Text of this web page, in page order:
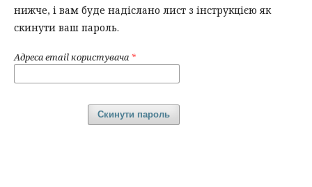
нижче, і вам буде надіслано лист з інструкцією як
скинути ваш пароль.
Адреса email користувача *
Скинути пароль